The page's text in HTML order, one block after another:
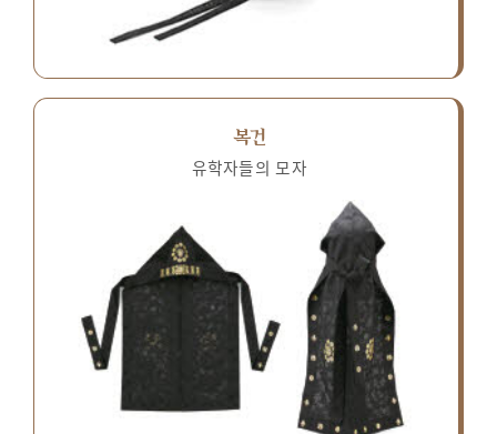
복건
유학자들의 모자